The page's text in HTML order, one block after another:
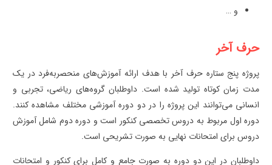
و …
حرف آخر
پروژه پنج ستاره حرف آخر با هدف ارائه آموزش‌های منحصربه‌فرد در یک
مدت زمان کوتاه تولید شده است. داوطلبان گروه‌های ریاضی، تجربی و
انسانی می‌توانند این پروژه را در دو دوره آموزشی مختلف مشاهده کنند.
دوره اول مربوط به دروس تخصصی کنکور است و دوره دوم شامل آموزش
دروس برای امتحانات نهایی به صورت تشریحی است.
داوطلبان در این دو دوره به صورت جامع و کامل برای کنکور و امتحانات